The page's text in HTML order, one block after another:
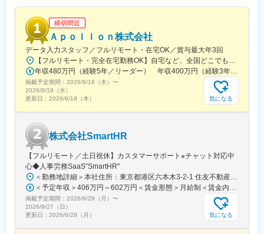
な指導をします。
●OJT研修
売り場の先輩と徐々に仕事を覚えていただきます。多くの先輩が
未経験スタートなので、実践で使えるスキルを指導致します。
■希望休の取得しやすさ
シフト制のため、毎月シフト提出時に希望をご提示していただけ
れば
比較的通りやすいです。
■キャリアアップ事例
営業としてキャリアを磨く方、社内でも飲食店勤務や教員、工場
勤務など未経験スタートからマネジャーや営業企画、マーケティ
変更の範囲：会社の定める業務
締切間近
Ａｐｏｌｌｏｎ株式会社
データ入力スタッフ／フルリモート・在宅OK／賞与最大年3回
【フルリモート・完全在宅勤務OK】自宅など、全国どこでもあなたが働きやすい場所で働けます★転居を伴う転勤なし★全国47都道府県どこからでも応募OK【本社】東京都新宿区山吹町130番地の15 茜ビル2-A＜アクセス＞有楽町線「江戸川橋駅」、東西線「東西線」より徒歩10分※受動喫煙対策：あり
年収480万円（経験5年／リーダー） 年収400万円（経験3年／メンバー）
掲載予定期間： 2026/6/18（木） 〜
2026/8/19（水）
更新日： 2026/6/18（木） 気になる
株式会社SmartHR
【フルリモート／土日祝休】カスタマーサポート※チャット対応中
心◆人事労務SaaS”SmartHR"
＜勤務地詳細＞本社住所：東京都港区六本木3-2-1 住友不動産六本木グランドタワー勤務地最寄駅：東京メトロ南北線／六本木一丁目駅受動喫煙対策：屋内全面禁煙変更の範囲：会社の定める事業所（リモートワーク含む）
＜予定年収＞406万円～602万円＜賃金形態＞月給制＜賃金内訳＞月額（基本給）：212,480円～315,200円その他固定手当/月：5,000円固定残業手当/月：77,520円～114,800円（固定残業時間45時間0分/月）超過した時間外労働の残業手当は追加支給＜月給＞295,000円～435,000円（一律手当を含む）＜昇給有無＞有＜残業手当＞有賃金はあくまでも目安の金額であり、選考を通じて上下する可能性があります。月給(月額)は固定手当を含めた表記です。
掲載予定期間： 2026/6/29（月） 〜
2026/9/27（日）
更新日： 2026/6/29（月） 気になる